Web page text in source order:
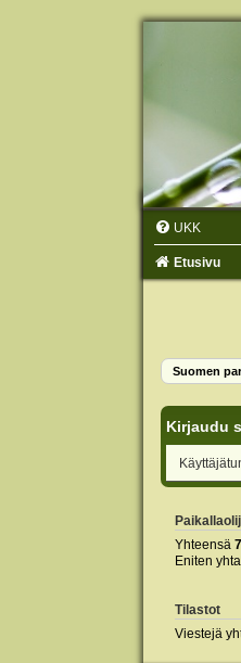
UKK
Etusivu
Suomen
Kirjaudu
Yhteensä 7
Eniten
Tilastot
Viestejä